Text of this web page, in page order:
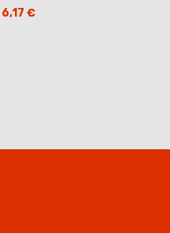
6,17 €